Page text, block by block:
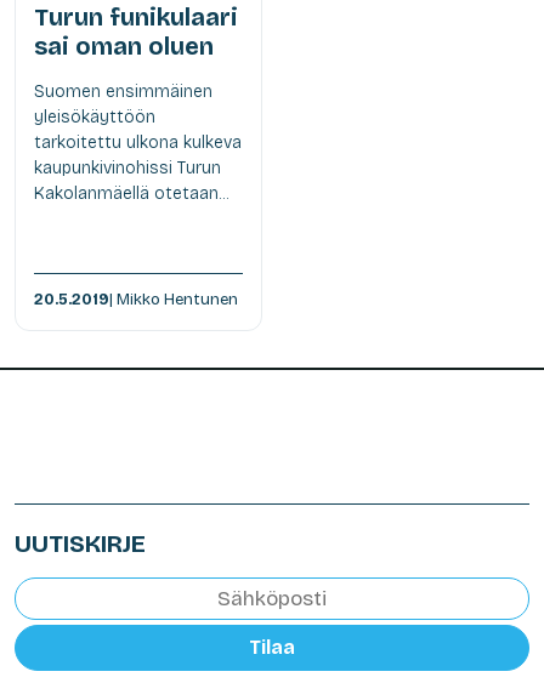
Turun funikulaari
sai oman oluen
Suomen ensimmäinen
yleisökäyttöön
tarkoitettu ulkona kulkeva
kaupunkivinohissi Turun
Kakolanmäellä otetaan...
20.5.2019| Mikko Hentunen
UUTISKIRJE
Tilaa